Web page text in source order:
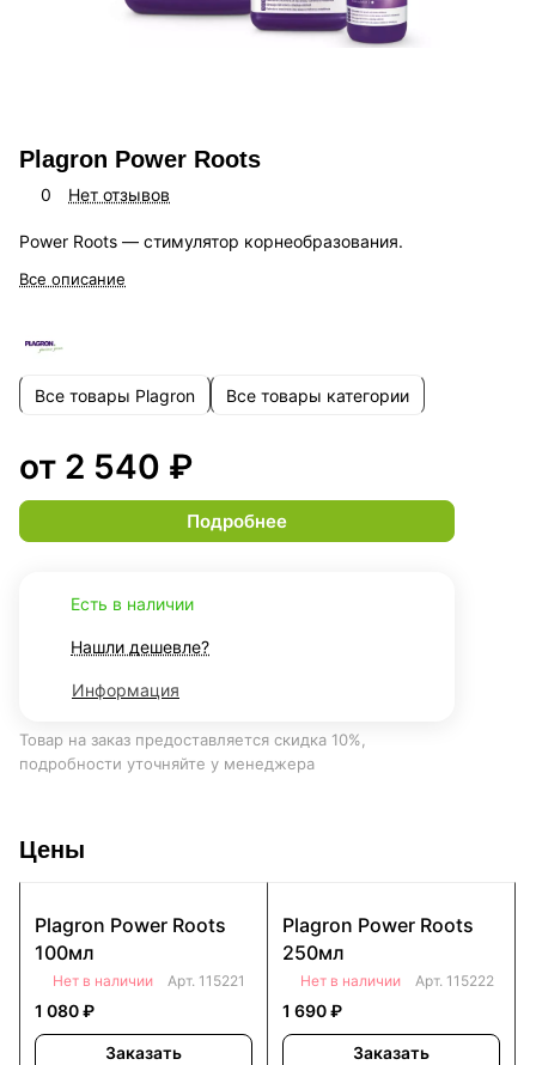
Plagron Power Roots
0 Нет отзывов
Power Roots — стимулятор корнеобразования.
Все описание
Все товары Plagron Все товары категории
от 2 540 ₽
Подробнее
Есть в наличии
Нашли дешевле?
Информация
Товар на заказ предоставляется скидка 10%,
подробности уточняйте у менеджера
Цены
Plagron Power Roots
100мл
Нет в наличии Арт. 115221
1 080 ₽
Заказать
Plagron Power Roots
250мл
Нет в наличии Арт. 115222
1 690 ₽
Заказать